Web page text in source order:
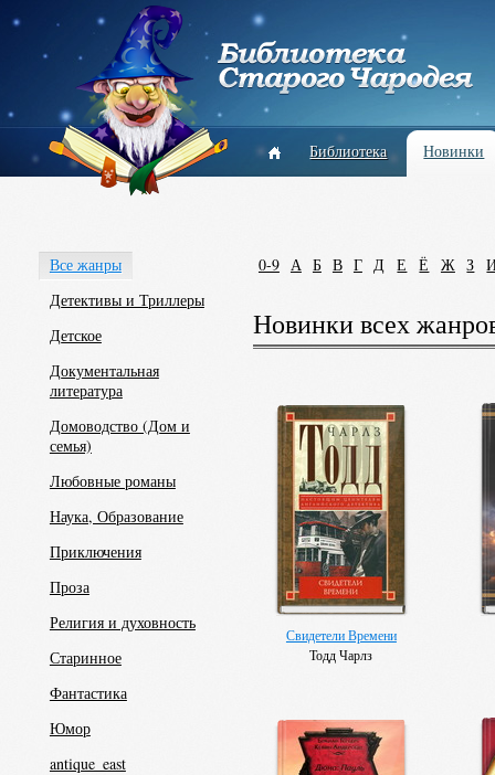
Библиотека Новинки
Все жанры
Детективы и Триллеры
Детское
Документальная
литература
Домоводство (Дом и
семья)
Любовные романы
Наука, Образование
Приключения
Проза
Религия и духовность
Старинное
Фантастика
Юмор
antique_east
0-9 А Б В Г Д Е Ё Ж З
Новинки всех
Свидетели Времени
Тодд Чарлз